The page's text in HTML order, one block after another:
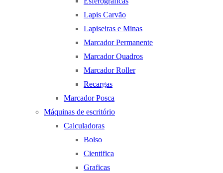
Lapis Carvão
Lapiseiras e Minas
Marcador Permanente
Marcador Quadros
Marcador Roller
Recargas
Marcador Posca
Máquinas de escritório
Calculadoras
Bolso
Cientifica
Graficas